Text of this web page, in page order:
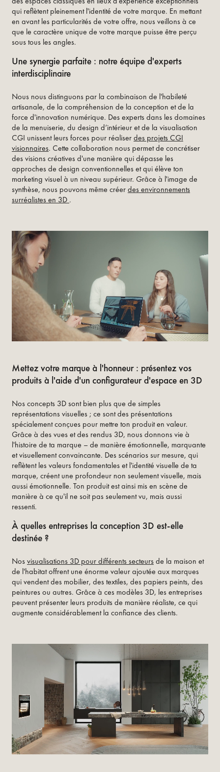
qui reflètent pleinement l'identité de votre marque. En mettant
en avant les particularités de votre offre, nous veillons à ce
que le caractère unique de votre marque puisse être perçu
sous tous les angles.
Une synergie parfaite : notre équipe d'experts
interdisciplinaire
Nous nous distinguons par la combinaison de l'habileté
artisanale, de la compréhension de la conception et de la
force d'innovation numérique. Des experts dans les domaines
de la menuiserie, du design d’intérieur et de la visualisation
CGI unissent leurs forces pour réaliserdes projets CGI
visionnaires. Cette collaboration nous permet de concrétiser
des visions créatives d'une manière qui dépasse les
approches de design conventionnelles et qui élève ton
marketing visuel à un niveau supérieur. Grâce à l'image de
synthèse, nous pouvons même créerdes environnements
surréalistes en 3D .
Mettez votre marque à l'honneur : présentez vos
produits à l'aide d'un configurateur d'espace en 3D
Nos concepts 3D sont bien plus que de simples
représentations visuelles ; ce sont des présentations
spécialement conçues pour mettre ton produit en valeur.
Grâce à des vues et des rendus 3D, nous donnons vie à
l'histoire de ta marque – de manière émotionnelle, marquante
et visuellement convaincante. Des scénarios sur mesure, qui
reflètent les valeurs fondamentales et l'identité visuelle de ta
marque, créent une profondeur non seulement visuelle, mais
aussi émotionnelle. Ton produit est ainsi mis en scène de
manière à ce qu'il ne soit pas seulement vu, mais aussi
ressenti.
À quelles entreprises la conception 3D est-elle
destinée ?
Nosvisualisations 3D pour différents secteursde la maison et
de l'habitat offrent une énorme valeur ajoutée aux marques
qui vendent des mobilier, des textiles, des papiers peints, des
peintures ou autres. Grâce à ces modèles 3D, les entreprises
peuvent présenter leurs produits de manière réaliste, ce qui
augmente considérablement la confiance des clients.